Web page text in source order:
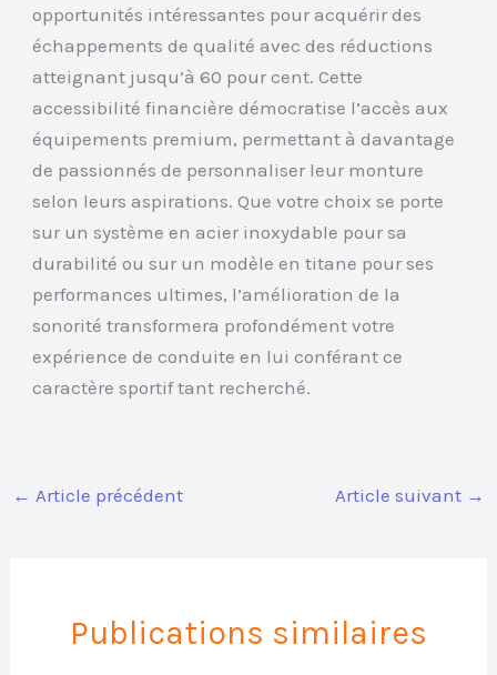
opportunités intéressantes pour acquérir des
échappements de qualité avec des réductions
atteignant jusqu’à 60 pour cent. Cette
accessibilité financière démocratise l’accès aux
équipements premium, permettant à davantage
de passionnés de personnaliser leur monture
selon leurs aspirations. Que votre choix se porte
sur un système en acier inoxydable pour sa
durabilité ou sur un modèle en titane pour ses
performances ultimes, l’amélioration de la
sonorité transformera profondément votre
expérience de conduite en lui conférant ce
caractère sportif tant recherché.
← Article précédent Article suivant →
Publications similaires